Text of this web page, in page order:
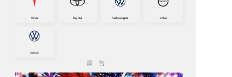
Tesla Toyota Volkswagen Volvo
VWCV
廣告